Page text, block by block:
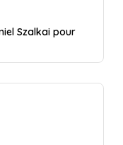
Szalkai pour